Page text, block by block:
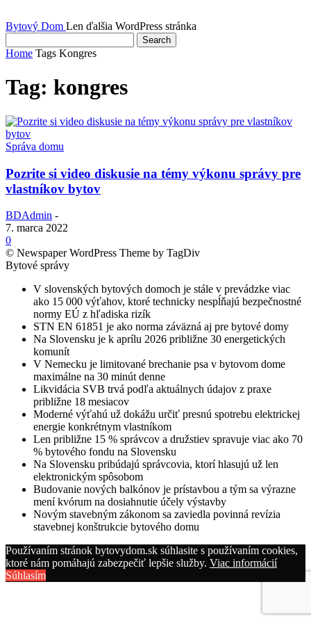
Bytový Dom Len ďalšia WordPress stránka
Home Tags Kongres
Tag: kongres
Správa domu
Pozrite si video diskusie na témy výkonu správy pre
vlastníkov bytov
BDAdmin -
7. marca 2022
0
© Newspaper WordPress Theme by TagDiv
Bytové správy
V slovenských bytových domoch je stále v prevádzke viac
ako 15 000 výťahov, ktoré technicky nespĺňajú bezpečnostné
normy EÚ z hľadiska rizík
STN EN 61851 je ako norma záväzná aj pre bytové domy
Na Slovensku je k aprílu 2026 približne 30 energetických
komunít
V Nemecku je limitované brechanie psa v bytovom dome
maximálne na 30 minút denne
Likvidácia SVB trvá podľa aktuálnych údajov z praxe
približne 18 mesiacov
Moderné výťahú už dokážu určiť presnú spotrebu elektrickej
energie konkrétnym vlastníkom
Len približne 15 % správcov a družstiev spravuje viac ako 70
% bytového fondu na Slovensku
Na Slovensku pribúdajú správcovia, ktorí hlasujú už len
elektronickým spôsobom
Budovanie nových balkónov je prístavbou a tým sa výrazne
mení kvórum na dosiahnutie účely výstavby
Novým stavebným zákonom sa zaviedla povinná revízia
stavebnej konštrukcie bytového domu
Používaním stránok bytovydom.sk súhlasite s používaním cookies,
ktoré nám pomáhajú zabezpečiť lepšie služby. Viac informácií
Súhlasím